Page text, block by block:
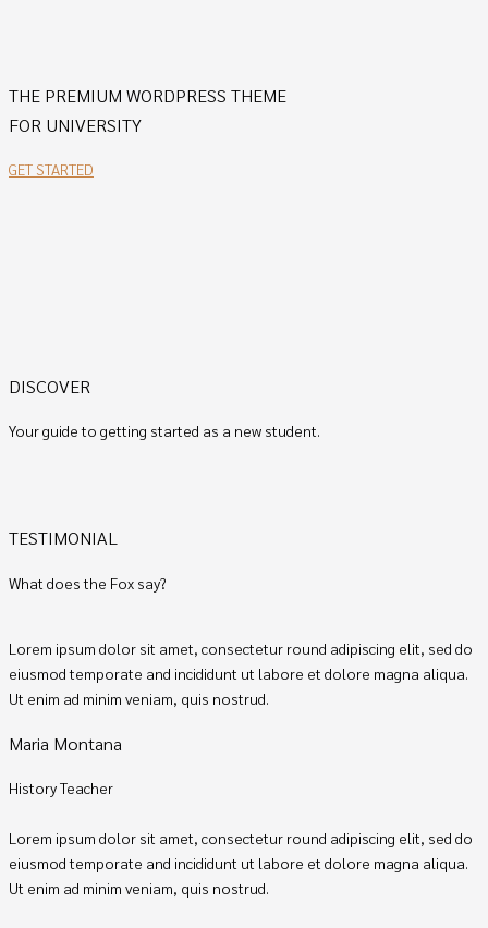
THE PREMIUM WORDPRESS THEME
FOR UNIVERSITY
GET STARTED
DISCOVER
Your guide to getting started as a new student.
TESTIMONIAL
What does the Fox say?
Lorem ipsum dolor sit amet, consectetur round adipiscing elit, sed do
eiusmod temporate and incididunt ut labore et dolore magna aliqua.
Ut enim ad minim veniam, quis nostrud.
Maria Montana
History Teacher
Lorem ipsum dolor sit amet, consectetur round adipiscing elit, sed do
eiusmod temporate and incididunt ut labore et dolore magna aliqua.
Ut enim ad minim veniam, quis nostrud.